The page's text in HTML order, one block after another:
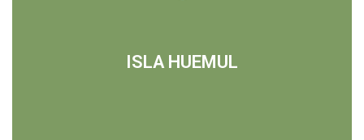
ISLA HUEMUL